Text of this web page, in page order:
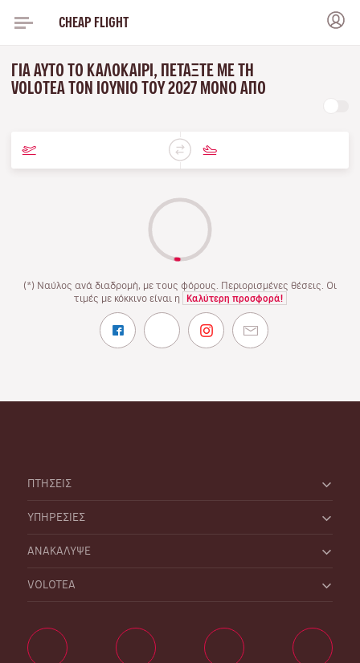
CHEAP FLIGHT
ΓΙΑ ΑΥΤΌ ΤΟ ΚΑΛΟΚΑΊΡΙ, ΠΕΤΆΞΤΕ ΜΕ ΤΗ
VOLOTEA ΤΟΝ ΙΟΎΝΙΟ ΤΟΥ 2027 ΜΌΝΟ ΑΠΌ
(*) Ναύλος ανά διαδρομή, με τους φόρους. Περιορισμένες θέσεις. Οι
τιμές με κόκκινο είναι η
Καλύτερη προσφορά!
ΠΤΗΣΕΙΣ
ΥΠΗΡΕΣΙΕΣ
ΑΝΑΚΑΛΥΨΕ
VOLOTEA